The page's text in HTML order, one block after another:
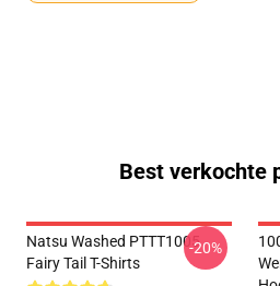
Best verkochte
Natsu Washed PTTT1005
Fairy Tail T-Shirts
-20%